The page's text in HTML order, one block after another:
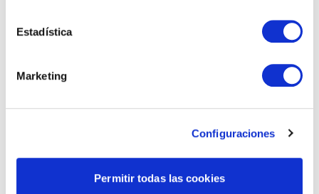
Estadística
Marketing
Configuraciones
Permitir todas las cookies